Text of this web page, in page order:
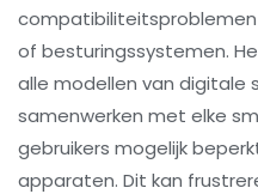
of besturingssystemen.
alle modellen van digitale
samenwerken met elke
gebruikers mogelijk
apparaten. Dit kan